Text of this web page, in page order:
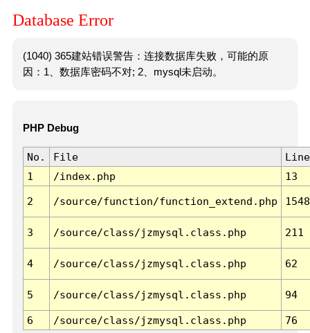
Database Error
(1040) 365建站错误警告：连接数据库失败，可能的原
因：1、数据库密码不对; 2、mysql未启动。
PHP Debug
No. File
Line
1
/index.php 13
2 /source/function/function_extend.php 1548
3 /source/class/jzmysql.class.php 211
4 /source/class/jzmysql.class.php 62
5 /source/class/jzmysql.class.php 94
6 /source/class/jzmysql.class.php 76